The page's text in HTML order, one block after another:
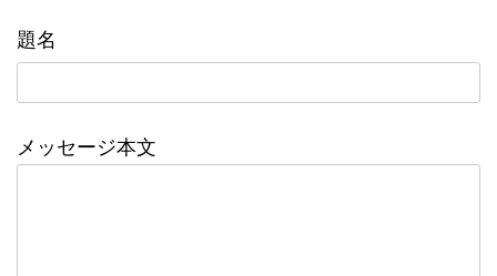
題名
メッセージ本文